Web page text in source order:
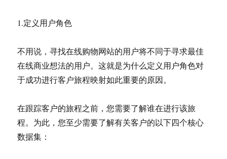
1.定义用户角色
不用说，寻找在线购物网站的用户将不同于寻求最佳
在线商业想法的用户。这就是为什么定义用户角色对
于成功进行客户旅程映射如此重要的原因。
在跟踪客户的旅程之前，您需要了解谁在进行该旅
程。为此，您至少需要了解有关客户的以下四个核心
数据集：